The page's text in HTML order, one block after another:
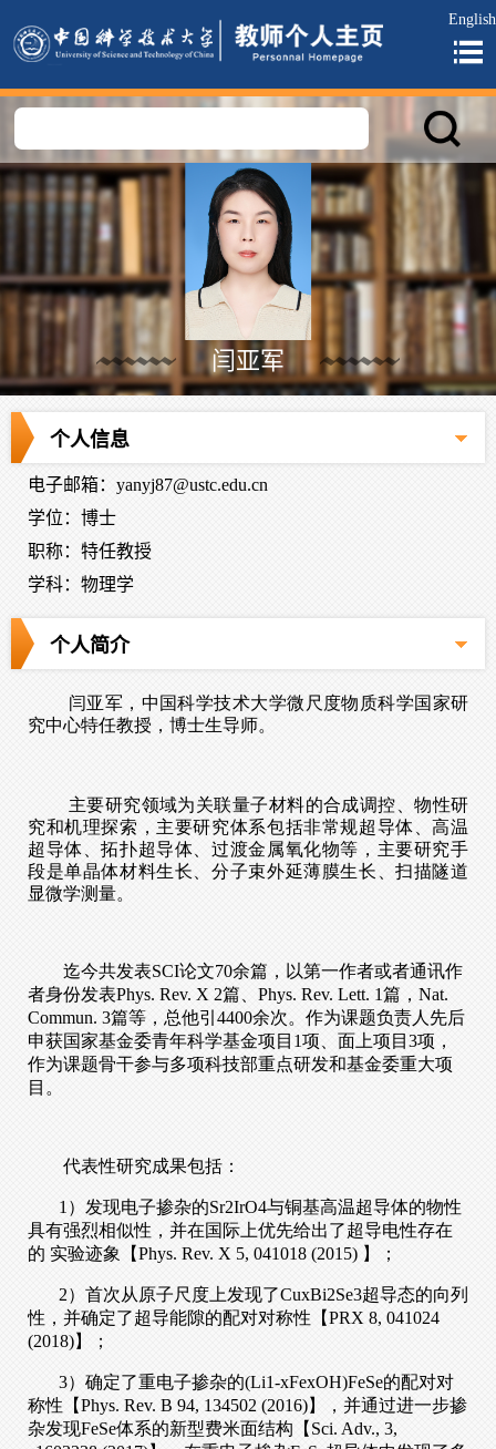
English
闫亚军
个人信息
电子邮箱： yanyj87@ustc.edu.cn
学位：博士
职称：特任教授
学科：物理学
个人简介